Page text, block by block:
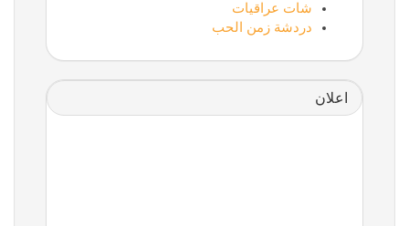
شات عراقيات
دردشة زمن الحب
اعلان